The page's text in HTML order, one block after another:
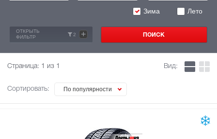
Зима Лето
ОТКРЫТЬ
ФИЛЬТР
2 +
Страница: 1 из 1
Сортировать: По популярности
Вид: